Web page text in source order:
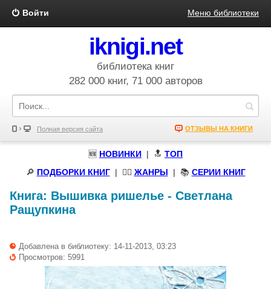
Войти Меню библиотеки
iknigi.net
библиотека книг
282 000 книг, 71 000 авторов
Полная версия сайта ОТЗЫВЫ НА КНИГИ
🆕 НОВИНКИ | 🔝 ТОП
🔎 ПОДБОРКИ КНИГ| 🧝‍♀️ ЖАНРЫ | 📚 СЕРИИ КНИГ
Книга: Вышивка ришелье - Светлана
Ращупкина
Добавлена в библиотеку: 14-11-2013, 03:23
Просмотров: 5991